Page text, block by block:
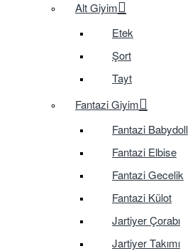
Alt Giyim
Etek
Şort
Tayt
Fantazi Giyim
Fantazi Babydoll
Fantazi Elbise
Fantazi Gecelik
Fantazi Külot
Jartiyer Çorabı
Jartiyer Takımı